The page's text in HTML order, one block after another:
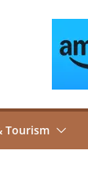
Tourism